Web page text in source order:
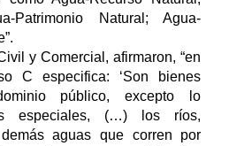
Patrimonio Natural; Agua-
y Comercial, afirmaron, “en
C especifica: ‘Son bienes
público, excepto lo
especiales, (…) los ríos,
aguas que corren por